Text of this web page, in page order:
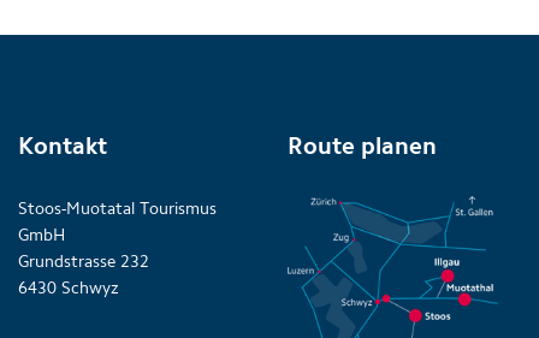
Kontakt
Stoos-Muotatal Tourismus
GmbH
Grundstrasse 232
6430 Schwyz
Route planen